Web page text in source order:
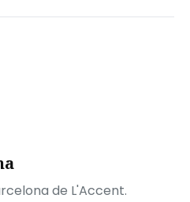
de L'Accent.